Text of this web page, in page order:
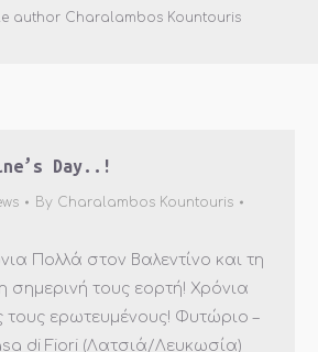
author Charalambos Kountouris
Day..!
By Charalambos Kountouris
Πολλά στον Βαλεντίνο και τη
σημερινή τους εορτή! Χρόνια
τους ερωτευμένους! Φυτώριο –
di Fiori (Λατσιά/Λευκωσία)